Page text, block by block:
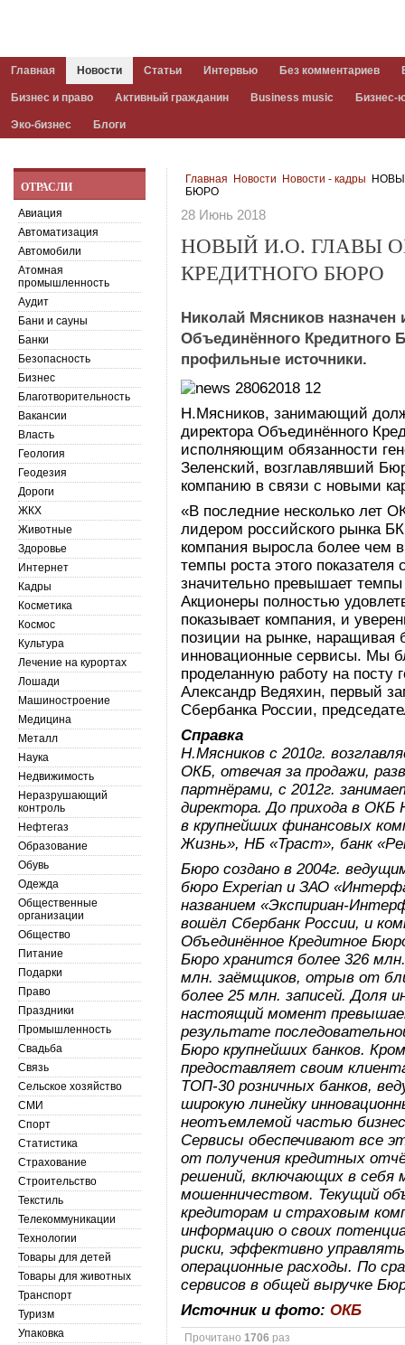
Главная Новости Статьи Интервью Без комментариев
Бизнес и право Активный гражданин Business music Бизнес-
Эко-бизнес Блоги
Главная Новости Новости - кадры
БЮРО
28 Июнь 2018
НОВЫЙ И.О. ГЛАВЫ
КРЕДИТНОГО БЮРО
Николай Мясников назначен
Объединённого
профильные источники.
Н.Мясников, занимающий
директора Объединённого
исполняющим обязанности
Зеленский, возглавлявший
компанию в связи с новыми
«В последние несколько лет
лидером российского рынка
компания выросла более чем
темпы роста этого
значительно превышает темпы
Акционеры полностью
показывает компания, и
позиции на рынке, наращивая
инновационные сервисы. Мы
проделанную работу на посту
Александр Ведяхин, первый
Сбербанка России,
Справка
Н.Мясников с 2010г.
ОКБ, отвечая за продажи,
партнёрами, с 2012г.
директора. До прихода в ОКБ
в крупнейших финансовых
Жизнь», НБ «Траст», банк
Бюро создано в 2004г.
бюро Experian и ЗАО
названием «Экспириан-
вошёл Сбербанк России, и
Объединённое Кредитное
Бюро хранится более 326
млн. заёмщиков, отрыв от
более 25 млн. записей. Доля
настоящий момент
результате
Бюро крупнейших банков.
предоставляет своим
ТОП-30 розничных банков,
широкую линейку
неотъемлемой частью
Сервисы обеспечивают все
от получения кредитных
решений, включающих в себя
мошенничеством. Текущий
кредиторам и страховым
информацию о своих
риски, эффективно
операционные расходы. По
сервисов в общей выручке
Источник и фото:ОКБ
Прочитано1706 раз
ОТРАСЛИ
Авиация
Автоматизация
Автомобили
Атомная
промышленность
Аудит
Бани и сауны
Банки
Безопасность
Бизнес
Благотворительность
Вакансии
Власть
Геология
Геодезия
Дороги
ЖКХ
Животные
Здоровье
Интернет
Кадры
Косметика
Космос
Культура
Лечение на курортах
Лошади
Машиностроение
Медицина
Металл
Наука
Недвижимость
Неразрушающий
контроль
Нефтегаз
Образование
Обувь
Одежда
Общественные
организации
Общество
Питание
Подарки
Право
Праздники
Промышленность
Свадьба
Связь
Сельское хозяйство
СМИ
Спорт
Статистика
Страхование
Строительство
Текстиль
Телекоммуникации
Технологии
Товары для детей
Товары для животных
Транспорт
Туризм
Упаковка